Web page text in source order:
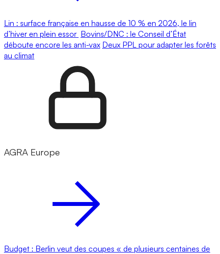
Lin : surface française en hausse de 10 % en 2026, le lin
d’hiver en plein essor Bovins/DNC : le Conseil d’État
déboute encore les anti-vax Deux PPL pour adapter les forêts
au climat
AGRA Europe
Budget : Berlin veut des coupes « de plusieurs centaines de